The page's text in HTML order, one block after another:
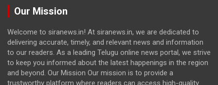
Our Mission
Welcome to siranews.in! At siranews.in, we are dedicated to
delivering accurate, timely, and relevant news and information
to our readers. As a leading Telugu online news portal, we strive
to keep you informed about the latest happenings in the region
and beyond. Our Mission Our mission is to provide a
trustworthy platform where readers can access high-quality